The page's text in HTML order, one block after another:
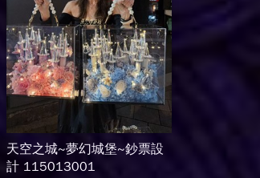
天空之城~夢幻城堡~鈔票設
計 115013001